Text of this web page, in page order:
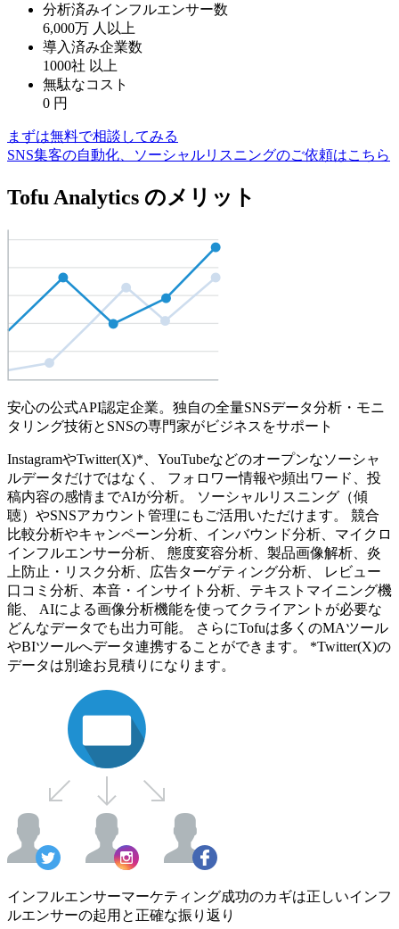
分析済みインフルエンサー数
6,000万 人以上
導入済み企業数
1000社 以上
無駄なコスト
0 円
まずは無料で相談してみる
SNS集客の自動化、ソーシャルリスニングのご依頼はこちら
Tofu Analytics のメリット
安心の公式API認定企業。独自の全量SNSデータ分析・モニ
タリング技術とSNSの専門家がビジネスをサポート
InstagramやTwitter(X)*、YouTubeなどのオープンなソーシャ
ルデータだけではなく、 フォロワー情報や頻出ワード、投
稿内容の感情までAIが分析。 ソーシャルリスニング（傾
聴）やSNSアカウント管理にもご活用いただけます。 競合
比較分析やキャンペーン分析、インバウンド分析、マイクロ
インフルエンサー分析、 態度変容分析、製品画像解析、炎
上防止・リスク分析、広告ターゲティング分析、 レビュー
口コミ分析、本音・インサイト分析、テキストマイニング機
能、 AIによる画像分析機能を使ってクライアントが必要な
どんなデータでも出力可能。 さらにTofuは多くのMAツール
やBIツールへデータ連携することができます。 *Twitter(X)の
データは別途お見積りになります。
インフルエンサーマーケティング成功のカギは正しいインフ
ルエンサーの起用と正確な振り返り